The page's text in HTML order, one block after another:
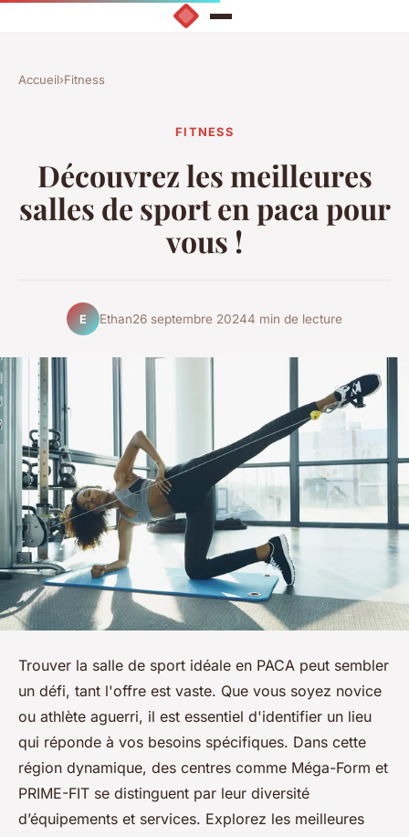
Accueil›Fitness
FITNESS
Découvrez les meilleures
salles de sport en paca pour
vous !
E Ethan26 septembre 20244 min de lecture
Trouver la salle de sport idéale en PACA peut sembler
un défi, tant l'offre est vaste. Que vous soyez novice
ou athlète aguerri, il est essentiel d'identifier un lieu
qui réponde à vos besoins spécifiques. Dans cette
région dynamique, des centres comme Méga-Form et
PRIME-FIT se distinguent par leur diversité
d’équipements et services. Explorez les meilleures